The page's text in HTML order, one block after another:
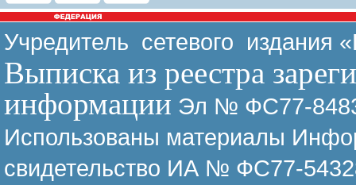
Учредитель сетевого издания
Выписка из реестра
информации Эл № ФС77-
Использованы материалы
свидетельство ИА № ФС77-